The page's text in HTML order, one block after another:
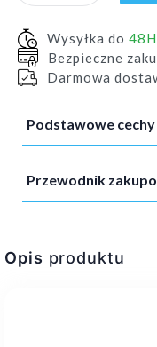
Wysyłka do 48H
Bezpieczne
Darmowa
Podstawowe cechy
Przewodnik
Opis produktu